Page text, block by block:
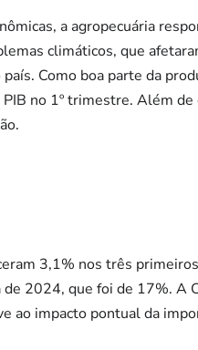
a agropecuária
climáticos, que
Como boa parte da
no 1º trimestre. Além
3,1% nos três
de 2024, que foi de 17%. A
ao impacto pontual da